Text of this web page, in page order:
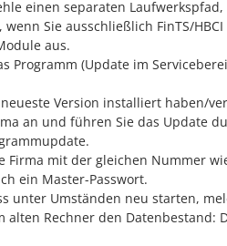
einen separaten
Sie ausschließlich FinTS/
aus.
Programm (Update im
Version installiert haben/
an und führen Sie das Update
Firma mit der gleichen Nummer
ein Master-Passwort.
unter Umständen neu starten,
alten Rechner den Datenbestand: